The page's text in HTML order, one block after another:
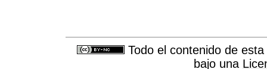
Todo el contenido de
bajo una